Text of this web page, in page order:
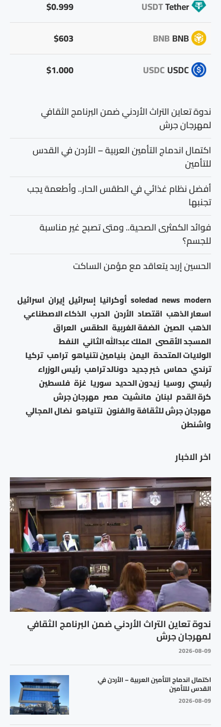
اخر الاخبار
ندوة تعاين التراث الأردني ضمن البرنامج الثقافي
لمهرجان جرش
2026-08-09
اكتمال اندماج التأمين العربية – الأردن في
القدس للتأمين
2026-08-09
Tether
USDT
$0.999
BNB
BNB
$603
USDC
USDC
$1.000
ندوة تعاين التراث الأردني ضمن البرنامج الثقافي
لمهرجان جرش
اكتمال اندماج التأمين العربية – الأردن في القدس
للتأمين
أفضل نظام غذائي في الطقس الحار.. وأطعمة يجب
تجنبها
فوائد الكمثرى الصحية.. ومتى تصبح غير مناسبة
للجسم؟
الحسين إربد يتعاقد مع مؤمن الساكت
modern
news
soledad أوكرانيا إسرائيل إيران اسرائيل
اسعار الذهب اقتصاد الأردن الحرب الذكاء الاصطناعي
الذهب الصين الضفة الغربية الطقس العراق
المسجد الأقصى الملك عبدالله الثاني النفط
الولايات المتحدة اليمن بنيامين نتنياهو ترامب تركيا
ترندي حماس خبر جديد دونالد ترامب رئيس الوزراء
رئيسي روسيا زيدون الحديد سوريا غزة فلسطين
كرة القدم لبنان مانشيت مصر مهرجان جرش
مهرجان جرش للثقافة والفنون نتنياهو نضال المجالي
واشنطن